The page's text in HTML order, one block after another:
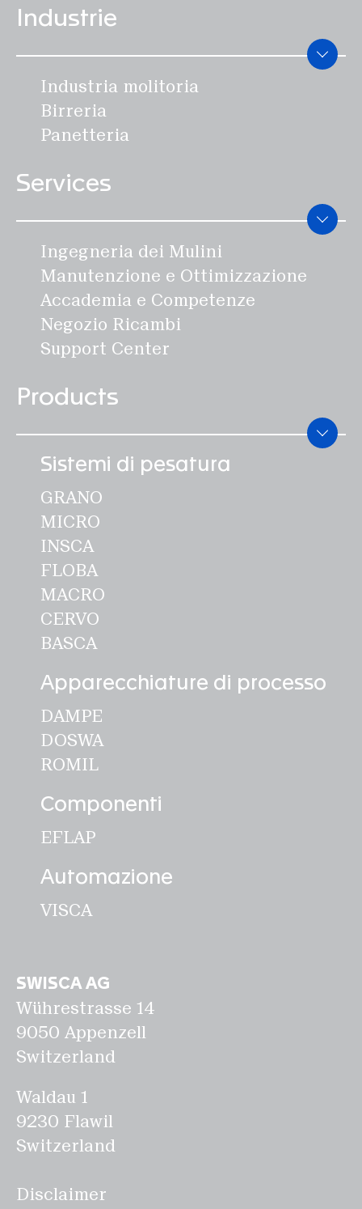
Industrie
Industria molitoria
Birreria
Panetteria
Services
Ingegneria dei Mulini
Manutenzione e Ottimizzazione
Accademia e Competenze
Negozio Ricambi
Support Center
Products
Sistemi di pesatura
GRANO
MICRO
INSCA
FLOBA
MACRO
CERVO
BASCA
Apparecchiature di processo
DAMPE
DOSWA
ROMIL
Componenti
EFLAP
Automazione
VISCA
SWISCA AG
Wührestrasse 14
9050 Appenzell
Switzerland
Waldau 1
9230 Flawil
Switzerland
Disclaimer